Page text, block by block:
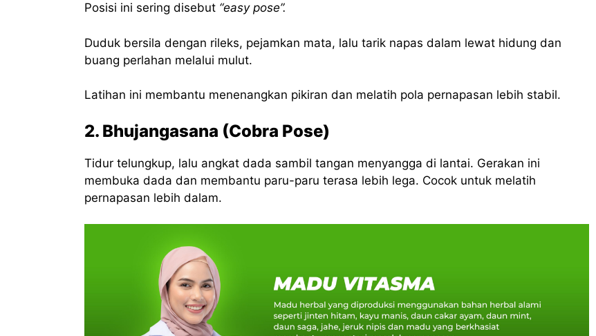
Posisi ini sering disebut “easy pose”.
Duduk bersila dengan rileks, pejamkan mata, lalu tarik napas dalam lewat hidung dan
buang perlahan melalui mulut.
Latihan ini membantu menenangkan pikiran dan melatih pola pernapasan lebih stabil.
2. Bhujangasana (Cobra Pose)
Tidur telungkup, lalu angkat dada sambil tangan menyangga di lantai. Gerakan ini
membuka dada dan membantu paru-paru terasa lebih lega. Cocok untuk melatih
pernapasan lebih dalam.